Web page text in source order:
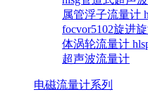
属管浮子流量计
focvor5102旋进
体涡轮流量计
超声波流量计
电磁流量计系列